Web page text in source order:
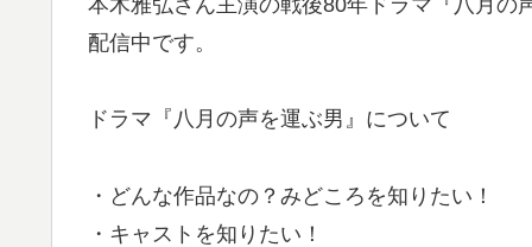
配信中です。
ドラマ『八月の声を運ぶ男』について
・どんな作品なの？みどころを知りたい！
・キャストを知りたい！